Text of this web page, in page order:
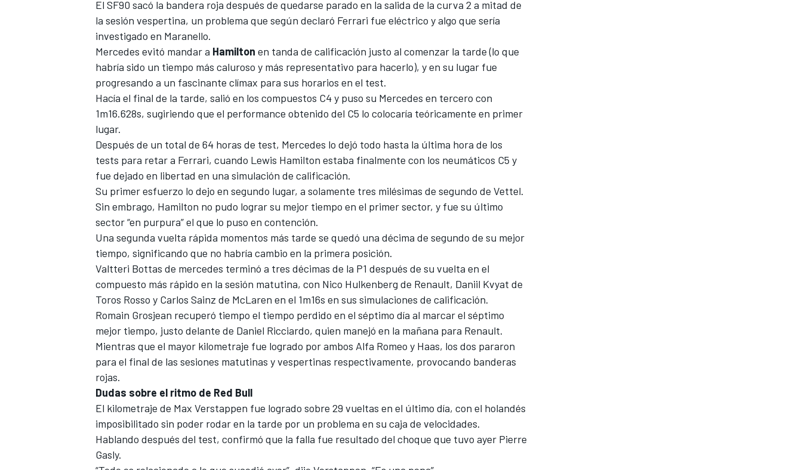
WRC
El SF90 sacó la bandera roja después de quedarse parado en la salida de la curva 2 a mitad de
la sesión vespertina, un problema que según declaró Ferrari fue eléctrico y algo que sería
investigado en Maranello.
Mercedes evitó mandar a Hamilton en tanda de calificación justo al comenzar la tarde (lo que
habría sido un tiempo más caluroso y más representativo para hacerlo), y en su lugar fue
progresando a un fascinante clímax para sus horarios en el test.
Hacía el final de la tarde, salió en los compuestos C4 y puso su Mercedes en tercero con
1m16.628s, sugiriendo que el performance obtenido del C5 lo colocaría teóricamente en primer
lugar.
Después de un total de 64 horas de test, Mercedes lo dejó todo hasta la última hora de los
tests para retar a Ferrari, cuando Lewis Hamilton estaba finalmente con los neumáticos C5 y
fue dejado en libertad en una simulación de calificación.
Su primer esfuerzo lo dejo en segundo lugar, a solamente tres milésimas de segundo de Vettel.
Sin embrago, Hamilton no pudo lograr su mejor tiempo en el primer sector, y fue su último
sector “en purpura” el que lo puso en contención.
Una segunda vuelta rápida momentos más tarde se quedó una décima de segundo de su mejor
tiempo, significando que no habría cambio en la primera posición.
Valtteri Bottas de mercedes terminó a tres décimas de la P1 después de su vuelta en el
compuesto más rápido en la sesión matutina, con Nico Hulkenberg de Renault, Daniil Kvyat de
Toros Rosso y Carlos Sainz de McLaren en el 1m16s en sus simulaciones de calificación.
Romain Grosjean recuperó tiempo el tiempo perdido en el séptimo día al marcar el séptimo
mejor tiempo, justo delante de Daniel Ricciardo, quien manejó en la mañana para Renault.
Mientras que el mayor kilometraje fue logrado por ambos Alfa Romeo y Haas, los dos pararon
para el final de las sesiones matutinas y vespertinas respectivamente, provocando banderas
rojas.
Dudas sobre el ritmo de Red Bull
El kilometraje de Max Verstappen fue logrado sobre 29 vueltas en el último día, con el holandés
imposibilitado sin poder rodar en la tarde por un problema en su caja de velocidades.
Hablando después del test, confirmó que la falla fue resultado del choque que tuvo ayer Pierre
Gasly.